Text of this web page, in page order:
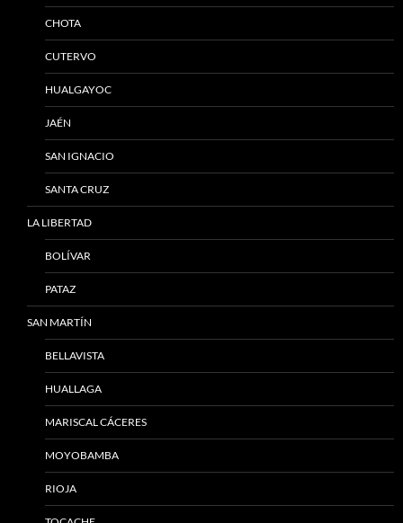
CHOTA
CUTERVO
HUALGAYOC
JAÉN
SAN IGNACIO
SANTA CRUZ
LA LIBERTAD
BOLÍVAR
PATAZ
SAN MARTÍN
BELLAVISTA
HUALLAGA
MARISCAL CÁCERES
MOYOBAMBA
RIOJA